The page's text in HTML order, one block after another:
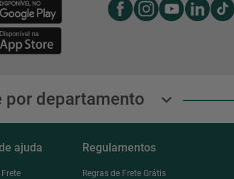
por departamento
ajuda Regulamentos
Regras de Frete Grátis